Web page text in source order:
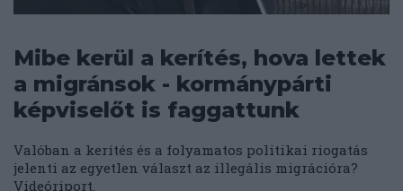
Mibe kerül a kerítés, hova lettek
a migránsok - kormánypárti
képviselőt is faggattunk
Valóban a kerítés és a folyamatos politikai riogatás
jelenti az egyetlen választ az illegális migrációra?
Videóriport.